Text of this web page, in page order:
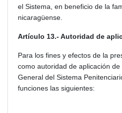
el Sistema, en beneficio de la
nicaragüense.
Artículo 13.- Autoridad de
Para los fines y efectos de la
como autoridad de aplicación
General del Sistema
funciones las siguientes: